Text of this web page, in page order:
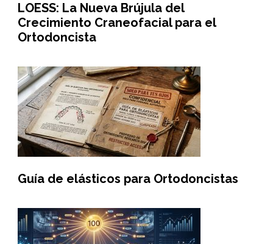
LOESS: La Nueva Brújula del
Crecimiento Craneofacial para el
Ortodoncista
Guía de elásticos para Ortodoncistas